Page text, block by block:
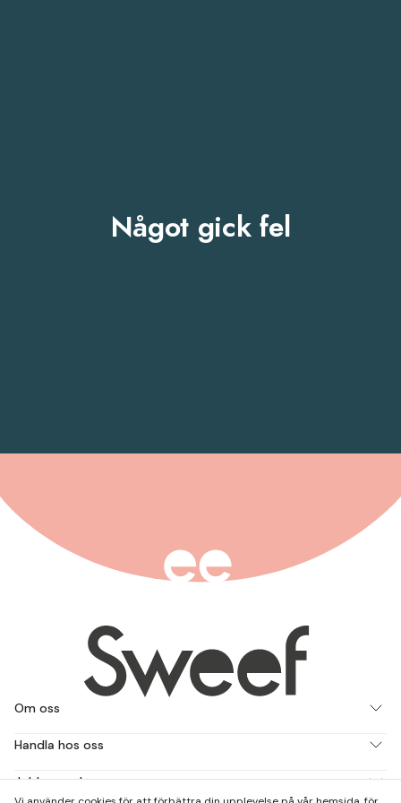
Något gick fel
Om oss
Handla hos oss
Jobba med oss